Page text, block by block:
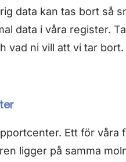
data kan tas bort så
data i våra register.
vad ni vill att vi tar bort.
Ett för
ligger på samma